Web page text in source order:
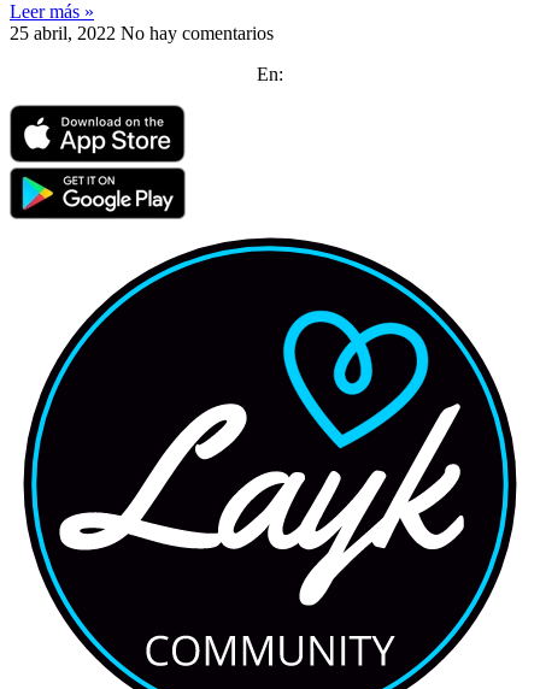
Leer más »
25 abril, 2022 No hay comentarios
En: